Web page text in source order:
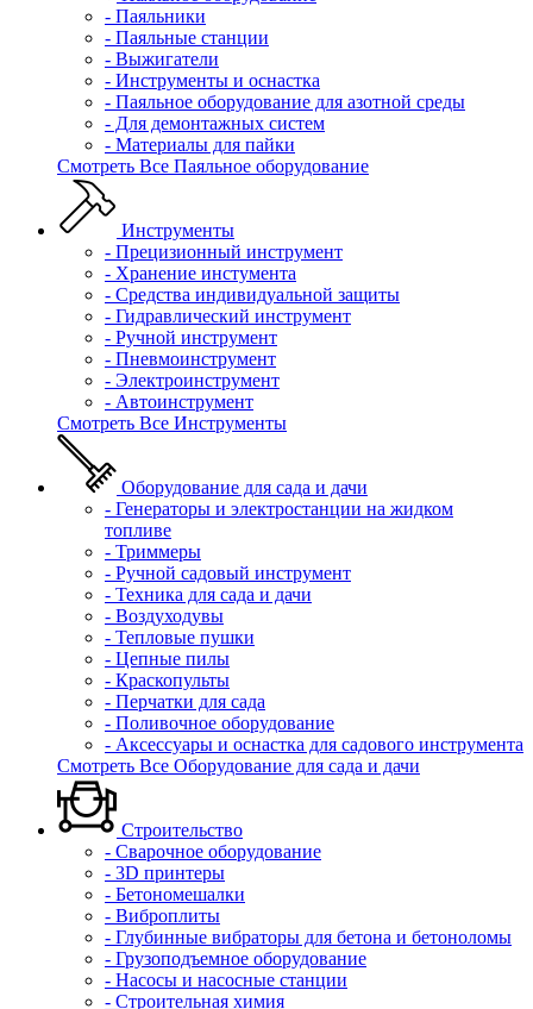
- Паяльники
- Паяльные станции
- Выжигатели
- Инструменты и оснастка
- Паяльное оборудование для азотной среды
- Для демонтажных систем
- Материалы для пайки
Смотреть Все Паяльное оборудование
Инструменты
- Прецизионный инструмент
- Хранение инстумента
- Средства индивидуальной защиты
- Гидравлический инструмент
- Ручной инструмент
- Пневмоинструмент
- Электроинструмент
- Автоинструмент
Смотреть Все Инструменты
Оборудование для сада и дачи
- Генераторы и электростанции на жидком
топливе
- Триммеры
- Ручной садовый инструмент
- Техника для сада и дачи
- Воздуходувы
- Тепловые пушки
- Цепные пилы
- Краскопульты
- Перчатки для сада
- Поливочное оборудование
- Аксессуары и оснастка для садового инструмента
Смотреть Все Оборудование для сада и дачи
Строительство
- Сварочное оборудование
- 3D принтеры
- Бетономешалки
- Виброплиты
- Глубинные вибраторы для бетона и бетоноломы
- Грузоподъемное оборудование
- Насосы и насосные станции
- Строительная химия